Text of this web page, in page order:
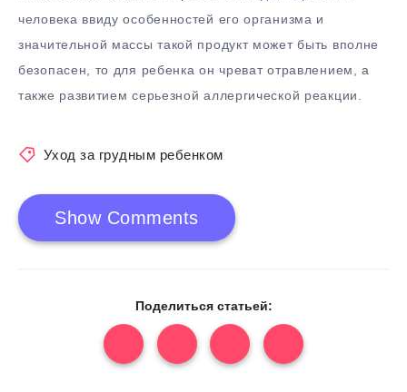
человека ввиду особенностей его организма и
значительной массы такой продукт может быть вполне
безопасен, то для ребенка он чреват отравлением, а
также развитием серьезной аллергической реакции.
Уход за грудным ребенком
Show Comments
Поделиться статьей: